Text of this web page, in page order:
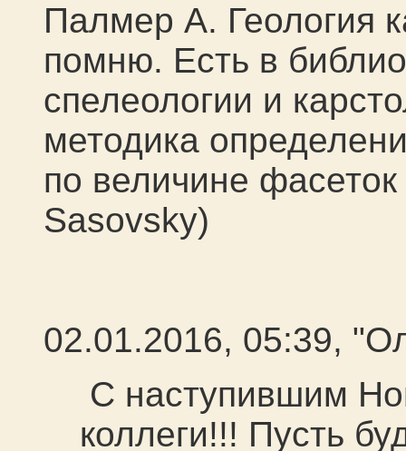
Палмер А. Геология
помню. Есть в
спелеологии и
методика
по величине
Sasovsky)
02.01.2016, 05:39,
С наступившим
коллеги!!! Пусть